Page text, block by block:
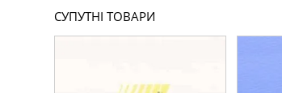
СУПУТНІ ТОВАРИ